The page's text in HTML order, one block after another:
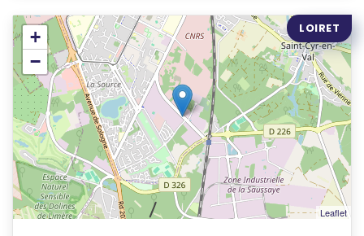
LOIRET
+
−
Leaflet